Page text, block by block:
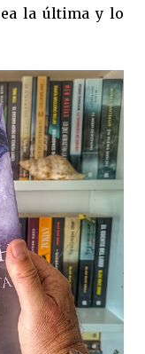
la última y lo